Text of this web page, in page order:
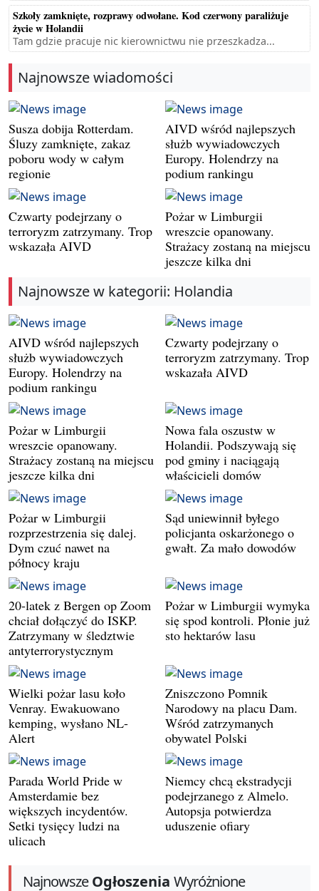
Szkoły zamknięte, rozprawy odwołane. Kod czerwony paraliżuje
życie w Holandii
Tam gdzie pracuje nic kierownictwu nie przeszkadza...
Najnowsze wiadomości
Susza dobija Rotterdam.
Śluzy zamknięte, zakaz
poboru wody w całym
regionie
AIVD wśród najlepszych
służb wywiadowczych
Europy. Holendrzy na
podium rankingu
Czwarty podejrzany o
terroryzm zatrzymany. Trop
wskazała AIVD
Pożar w Limburgii
wreszcie opanowany.
Strażacy zostaną na miejscu
jeszcze kilka dni
Najnowsze w kategorii: Holandia
AIVD wśród najlepszych
służb wywiadowczych
Europy. Holendrzy na
podium rankingu
Czwarty podejrzany o
terroryzm zatrzymany. Trop
wskazała AIVD
Pożar w Limburgii
wreszcie opanowany.
Strażacy zostaną na miejscu
jeszcze kilka dni
Nowa fala oszustw w
Holandii. Podszywają się
pod gminy i naciągają
właścicieli domów
Pożar w Limburgii
rozprzestrzenia się dalej.
Dym czuć nawet na
północy kraju
Sąd uniewinnił byłego
policjanta oskarżonego o
gwałt. Za mało dowodów
20-latek z Bergen op Zoom
chciał dołączyć do ISKP.
Zatrzymany w śledztwie
antyterrorystycznym
Pożar w Limburgii wymyka
się spod kontroli. Płonie już
sto hektarów lasu
Wielki pożar lasu koło
Venray. Ewakuowano
kemping, wysłano NL-
Alert
Zniszczono Pomnik
Narodowy na placu Dam.
Wśród zatrzymanych
obywatel Polski
Parada World Pride w
Amsterdamie bez
większych incydentów.
Setki tysięcy ludzi na
ulicach
Niemcy chcą ekstradycji
podejrzanego z Almelo.
Autopsja potwierdza
uduszenie ofiary
NajnowszeOgłoszenia Wyróżnione